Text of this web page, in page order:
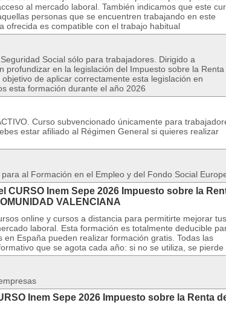
al mercado laboral. También indicamos que este
personas que se encuentren trabajando en este
ofrecida es compatible con el trabajo habitual
Social sólo para trabajadores. Dirigido a
profundizar en la legislación del Impuesto sobre la Renta
de aplicar correctamente esta legislación en
esta formación durante el año 2026
Curso subvencionado únicamente para
estar afiliado al Régimen General si quieres realizar
al Formación en el Empleo y del Fondo Social
CURSO Inem Sepe 2026 Impuesto sobre la
VALENCIANA
online y cursos a distancia para permitirte mejorar tus
laboral. Esta formación es totalmente deducible
en España pueden realizar formación gratis. Todas las
que se agota cada año: si no se utiliza, se pierde
Inem Sepe 2026 Impuesto sobre la Renta